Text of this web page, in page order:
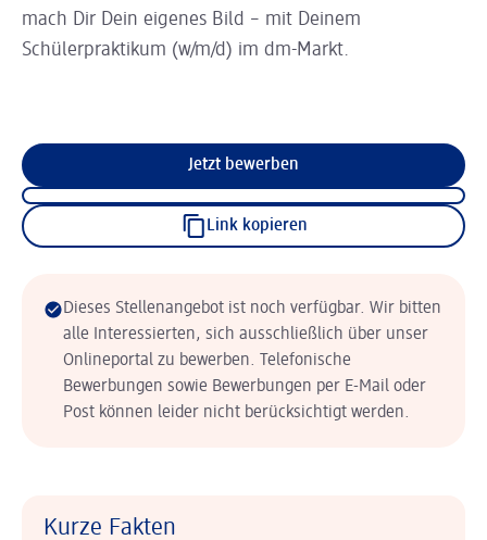
mach Dir Dein eigenes Bild – mit Deinem
Schülerpraktikum (w/m/d) im dm-Markt.
Jetzt bewerben
Link kopieren
Dieses Stellenangebot ist noch verfügbar. Wir bitten
alle Interessierten, sich ausschließlich über unser
Onlineportal zu bewerben. Telefonische
Bewerbungen sowie Bewerbungen per E-Mail oder
Post können leider nicht berücksichtigt werden.
Kurze Fakten